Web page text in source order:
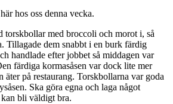
hos oss denna vecka.
torskbollar med broccoli och morot i, så
Tillagade dem snabbt i en burk färdig
handlade efter jobbet så middagen var
färdiga kormasåsen var dock lite mer
äter på restaurang. Torskbollarna var goda
Ska göra egna och laga något
bli väldigt bra.